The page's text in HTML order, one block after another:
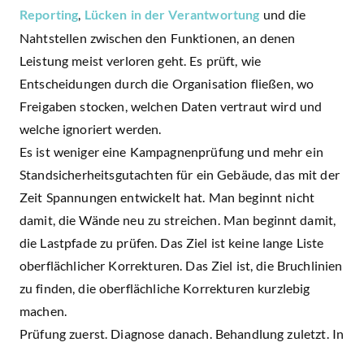
Reporting, Lücken in der Verantwortung und die
Nahtstellen zwischen den Funktionen, an denen
Leistung meist verloren geht. Es prüft, wie
Entscheidungen durch die Organisation fließen, wo
Freigaben stocken, welchen Daten vertraut wird und
welche ignoriert werden.
Es ist weniger eine Kampagnenprüfung und mehr ein
Standsicherheitsgutachten für ein Gebäude, das mit der
Zeit Spannungen entwickelt hat. Man beginnt nicht
damit, die Wände neu zu streichen. Man beginnt damit,
die Lastpfade zu prüfen. Das Ziel ist keine lange Liste
oberflächlicher Korrekturen. Das Ziel ist, die Bruchlinien
zu finden, die oberflächliche Korrekturen kurzlebig
machen.
Prüfung zuerst. Diagnose danach. Behandlung zuletzt. In